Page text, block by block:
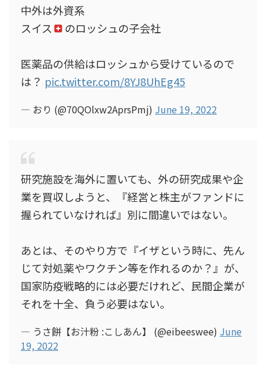
中外は外資系
スイス
のロッシュの子会社
医薬品の供給はロッシュから受けているので
は？ pic.twitter.com/8YJ8UhEg45
— おり (@70QOlxw2AprsPmj) June 19, 2022
研究施設を海外に置いても、外の研究成果や企
業を買収しようと、『経営と株主がファンドに
握られていなければ』別に間違いではない。
あとは、そのやり方で『イザという時に、先ん
じて対処薬やワクチン等を作れるのか？』が、
国家防疫戦略的には必要だけれど、民間企業が
それを十全、負う必要はない。
— うさ餅【お汁粉 :こしあん】 (@eibeeswee) June
19, 2022